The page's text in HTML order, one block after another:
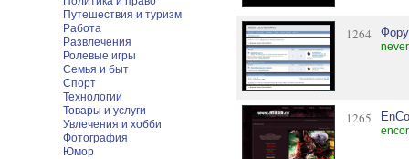
Путешествия и туризм
Работа
Развлечения
Ролевые игры
Семья и быт
Спорт
Технологии
Товары и услуги
Увлечения и хобби
Фотография
Юмор
1264
1265